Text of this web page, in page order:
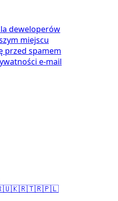
deweloperów
miejscu
przed spamem
e-mail
🇰🇷🇹🇷🇵🇱